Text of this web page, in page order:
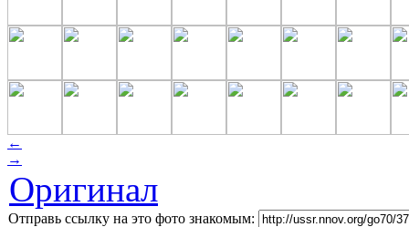
←
→
Оригинал
Отправь ссылку на это фото знакомым: